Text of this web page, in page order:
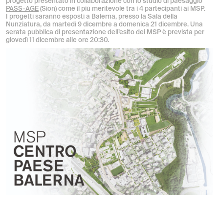
PASS-AGE(Sion)come il più meritevole tra i 4 partecipanti ai MSP.
I progetti saranno esposti a Balerna, presso la Sala della
Nunziatura, da martedì 9 dicembre a domenica 21 dicembre. Una
serata pubblica di presentazione dell’esito dei MSP è prevista per
giovedì 11 dicembre alle ore 20:30.